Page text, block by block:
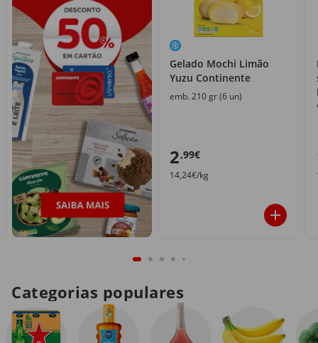
Gelado Mochi Limão
Yuzu Continente
emb. 210 gr (6 un)
2,99€
14,24€/kg
Categorias populares